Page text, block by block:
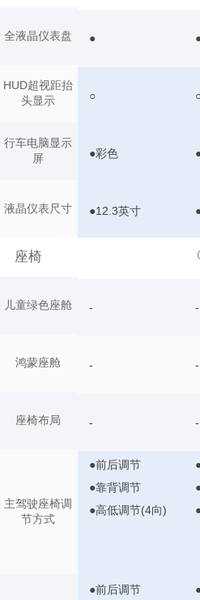
全液晶仪表盘
HUD超视距抬
头显示
行车电脑显示
屏
液晶仪表尺寸
座椅
儿童绿色座舱
鸿蒙座舱
座椅布局
主驾驶座椅调
节方式
●
○
●彩色
●12.3英寸
- -
- -
- -
●前后调节
●靠背调节
●高低调节(4向)
●前后调节